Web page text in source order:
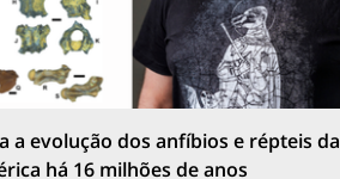
a evolução dos anfíbios e répteis da
há 16 milhões de anos